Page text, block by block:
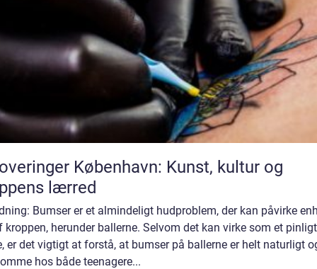
København: Kunst, kultur og
lærred
Bumser er et almindeligt hudproblem, der kan påvirke
kroppen, herunder ballerne. Selvom det kan virke som et pinligt
er det vigtigt at forstå, at bumser på ballerne er helt naturligt
hos både teenagere...